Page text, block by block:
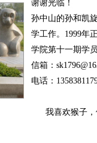
谢谢光临！
孙中山的孙和凯
学工作。1999年
学院第十一期学
信箱：
电话：
我喜欢猴子，